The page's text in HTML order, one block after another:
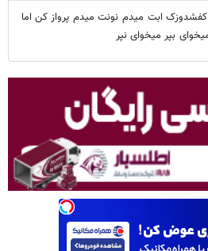
ابت میدم نونت میدم پرواز کن اما
بپر میخوای نپر